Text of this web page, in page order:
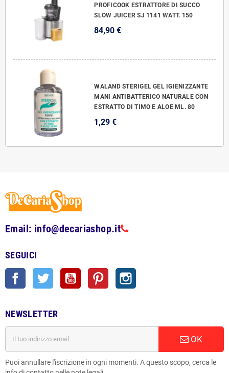
PROFICOOK ESTRATTORE DI SUCCO
SLOW JUICER SJ 1141 WATT. 150
84,90 €
WALAND STERIGEL GEL IGIENIZZANTE
MANI ANTIBATTERICO NATURALE CON
ESTRATTO DI TIMO E ALOE ML. 80
1,29 €
Email: info@decariashop.it
SEGUICI
Facebook Twitter YouTube Pinterest
NEWSLETTER
OK
Puoi annullare l'iscrizione in ogni momenti. A questo scopo, cerca le